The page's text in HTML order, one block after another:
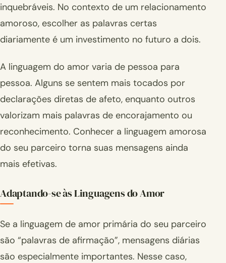
inquebráveis. No contexto de um relacionamento
amoroso, escolher as palavras certas
diariamente é um investimento no futuro a dois.
A linguagem do amor varia de pessoa para
pessoa. Alguns se sentem mais tocados por
declarações diretas de afeto, enquanto outros
valorizam mais palavras de encorajamento ou
reconhecimento. Conhecer a linguagem amorosa
do seu parceiro torna suas mensagens ainda
mais efetivas.
Adaptando-se às Linguagens do Amor
Se a linguagem de amor primária do seu parceiro
são “palavras de afirmação”, mensagens diárias
são especialmente importantes. Nesse caso,